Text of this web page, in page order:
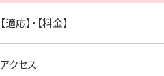
【適応】・【料金】
アクセス